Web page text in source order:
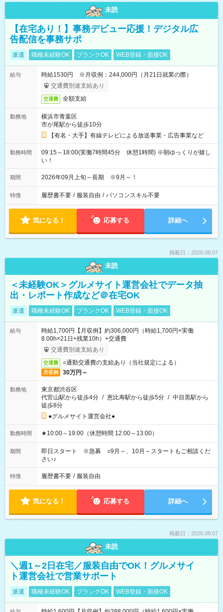
未読
【在宅あり！】事務デビュー応援！デジタル広
告配信を事務サポ
派遣 職種未経験OK ブランクOK WEB登録・面接OK
給与
時給1530円 ※月収例：244,000円（月21日就業の際）
交通費別途支給あり
交通費 全額支給
勤務地
横浜市青葉区
市が尾駅から徒歩10分
【有名・大手】有線テレビによる放送事業・広告事業など
勤務時間
09:15～18:00(実働7時間45分 休憩1時間) ※朝ゆっくりが嬉し
い！
期間 2026年09月上旬～長期 ※9月～！
特徴 履歴書不要 / 服装自由 / パソコンスキル不要
気になる！ 応募する 詳細へ
掲載日：2026.08.07
未読
＜未経験OK＞グルメサイト運営会社でデータ抽
出・レポート作成など＠在宅OK
派遣 職種未経験OK ブランクOK WEB登録・面接OK
給与
時給1,700円【月収例】約306,000円（時給1,700円×実働
8.00h×21日+残業10h）+交通費
交通費別途支給あり
交通費 ○通勤交通費の支給あり（当社規定による）
月収例 30万円～
勤務地
東京都渋谷区
代官山駅から徒歩4分 / 恵比寿駅から徒歩5分 / 中目黒駅から
徒歩8分
●グルメサイト運営会社●
勤務時間 ★10:00～19:00（休憩時間 12:00～13:00）
期間
即日スタート ※急募 ○9月～、10月～スタートもご相談くだ
さい♪
特徴 履歴書不要 / 服装自由
気になる！ 応募する 詳細へ
掲載日：2026.08.07
未読
＼週1～2日在宅／服装自由でOK！グルメサイ
ト運営会社で営業サポート
派遣 職種未経験OK ブランクOK WEB登録・面接OK